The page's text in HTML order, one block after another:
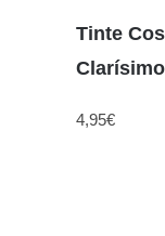
Tinte
Clarísimo
4,95€